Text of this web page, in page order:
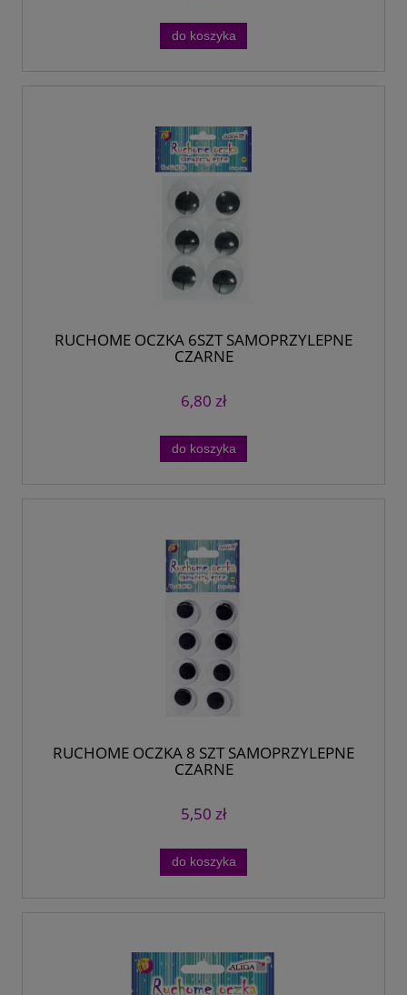
do koszyka
RUCHOME OCZKA 6SZT SAMOPRZYLEPNE
CZARNE
6,80 zł
do koszyka
RUCHOME OCZKA 8 SZT SAMOPRZYLEPNE
CZARNE
5,50 zł
do koszyka